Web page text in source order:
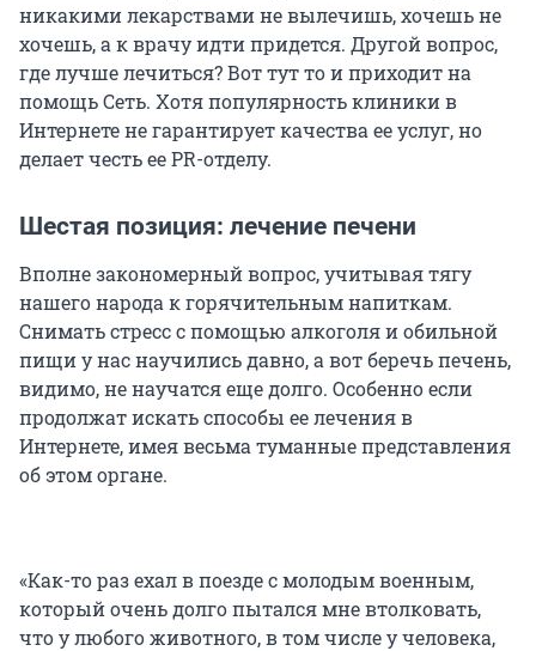
никакими лекарствами не вылечишь, хочешь не
хочешь, а к врачу идти придется. Другой вопрос,
где лучше лечиться? Вот тут то и приходит на
помощь Сеть. Хотя популярность клиники в
Интернете не гарантирует качества ее услуг, но
делает честь ее PR-отделу.
Шестая позиция: лечение печени
Вполне закономерный вопрос, учитывая тягу
нашего народа к горячительным напиткам.
Снимать стресс с помощью алкоголя и обильной
пищи у нас научились давно, а вот беречь печень,
видимо, не научатся еще долго. Особенно если
продолжат искать способы ее лечения в
Интернете, имея весьма туманные представления
об этом органе.
«Как-то раз ехал в поезде с молодым военным,
который очень долго пытался мне втолковать,
что у любого животного, в том числе у человека,